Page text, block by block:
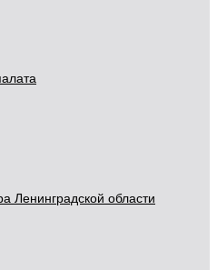
Ленинградской области